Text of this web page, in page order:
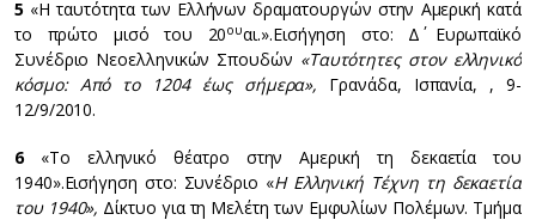
5«Η ταυτότητα των Ελλήνων δραματουργών στην Αμερική κατά
το πρώτο μισό του 20ουαι.».Εισήγηση στο: Δ΄ Ευρωπαϊκό
Συνέδριο Νεοελληνικών Σπουδών «Ταυτότητες στον ελληνικό
κόσμο: Από το 1204 έως σήμερα», Γρανάδα, Ισπανία, , 9-
12/9/2010.
6«Το ελληνικό θέατρο στην Αμερική τη δεκαετία του
1940».Εισήγηση στο: Συνέδριο «Η Ελληνική Τέχνη τη δεκαετία
του 1940», Δίκτυο για τη Μελέτη των Εμφυλίων Πολέμων. Τμήμα